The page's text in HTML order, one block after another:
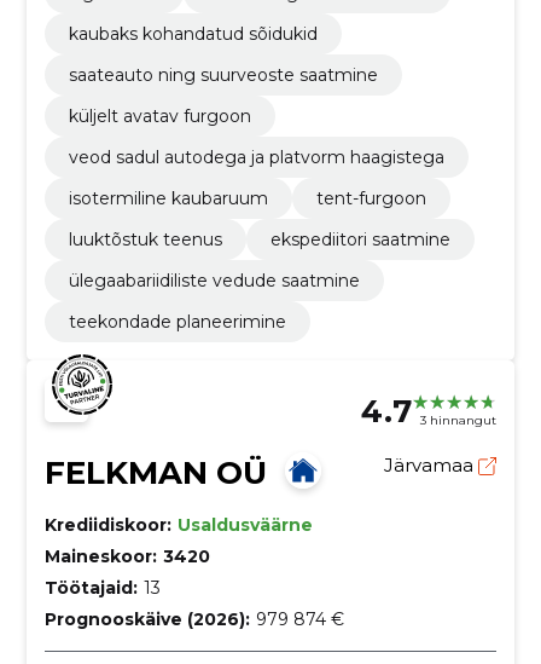
kaubaks kohandatud sõidukid
saateauto ning suurveoste saatmine
küljelt avatav furgoon
veod sadul autodega ja platvorm haagistega
isotermiline kaubaruum
tent-furgoon
luuktõstuk teenus
ekspediitori saatmine
ülegaabariidiliste vedude saatmine
teekondade planeerimine
4.7 3 hinnangut
FELKMAN OÜ Järvamaa
Krediidiskoor: Usaldusväärne
Maineskoor: 3420
Töötajaid: 13
Prognooskäive (2026): 979 874 €